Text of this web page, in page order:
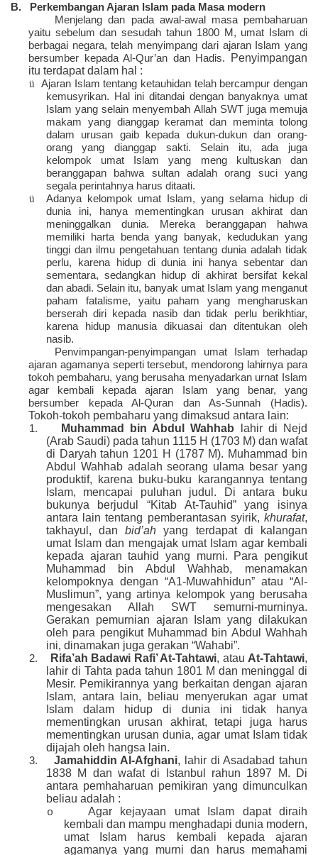
B.
Perkembangan Ajaran Islam pada Masa modern
Menjelang dan pada awal-awal masa pembaharuan
yaitu sebelum dan sesudah tahun 1800 M, umat Islam di
berbagai negara, telah menyimpang dari ajaran Islam yang
bersumber kepada Al-Qur’an dan Hadis.
Penyimpangan
itu terdapat dalam hal :
ü
Ajaran Islam tentang ketauhidan telah bercampur dengan
kemusyrikan. Hal ini ditandai dengan banyaknya umat
Islam yang selain menyembah Allah SWT juga memuja
makam yang dianggap keramat dan meminta tolong
dalam urusan gaib kepada dukun-dukun dan orang-
orang yang dianggap sakti. Selain itu, ada juga
kelompok umat Islam yang meng kultuskan dan
beranggapan bahwa sultan adalah orang suci yang
segala perintahnya harus ditaati.
ü
Adanya kelompok umat Islam, yang selama hidup di
dunia ini, hanya mementingkan urusan akhirat dan
meninggalkan dunia. Mereka beranggapan hahwa
memiliki harta benda yang banyak, kedudukan yang
tinggi dan ilmu pengetahuan tentang dunia adalah tidak
perlu, karena hidup di dunia ini hanya sebentar dan
sementara, sedangkan hidup di akhirat bersifat kekal
dan abadi. Selain itu, banyak umat Islam yang menganut
paham fatalisme, yaitu paham yang mengharuskan
berserah diri kepada nasib dan tidak perlu berikhtiar,
karena hidup manusia dikuasai dan ditentukan oleh
nasib.
Penvimpangan-penyimpangan umat Islam terhadap
ajaran agamanya seperti tersebut, mendorong lahirnya para
tokoh pembaharu, yang berusaha menyadarkan urnat Islam
agar kembali kepada ajaran Islam yang benar, yang
bersumber kepada Al-Quran dan As-Sunnah (Hadis).
Tokoh-tokoh pembaharu yang dimaksud antara lain:
1. Muhammad bin Abdul Wahhab
lahir di Nejd
(Arab Saudi) pada tahun 1115 H (1703 M) dan wafat
di Daryah tahun 1201 H (1787 M). Muhammad bin
Abdul Wahhab adalah seorang ulama besar yang
produktif, karena buku-buku karangannya tentang
Islam, mencapai puluhan judul. Di antara buku
bukunya berjudul “Kitab At-Tauhid” yang isinya
antara lain tentang pemberantasan syirik, khurafat,
takhayul, danbid’ah yang terdapat di kalangan
umat Islam dan mengajak umat Islam agar kembali
kepada ajaran tauhid yang murni. Para pengikut
Muhammad bin Abdul Wahhab, menamakan
kelompoknya dengan “A1-Muwahhidun” atau “Al-
Muslimun”, yang artinya kelompok yang berusaha
mengesakan Allah SWT semurni-murninya.
Gerakan pemurnian ajaran Islam yang dilakukan
oleh para pengikut Muhammad bin Abdul Wahhah
ini, dinamakan juga gerakan “Wahabi”.
2. Rifa’ah Badawi Rafi’ At-Tahtawi, atau At-Tahtawi,
lahir di Tahta pada tahun 1801 M dan meninggal di
Mesir. Pemikirannya yang berkaitan dengan ajaran
Islam, antara lain, beliau menyerukan agar umat
Islam dalam hidup di dunia ini tidak hanya
mementingkan urusan akhirat, tetapi juga harus
mementingkan urusan dunia, agar umat Islam tidak
dijajah oleh hangsa lain.
3. Jamahiddin Al-Afghani, lahir di Asadabad tahun
1838 M dan wafat di Istanbul rahun 1897 M. Di
antara pemhaharuan pemikiran yang dimunculkan
beliau adalah :
o
Agar kejayaan umat Islam dapat diraih
kembali dan mampu menghadapi dunia modern,
umat Islam harus kembali kepada ajaran
agamanya yang murni dan harus memahami